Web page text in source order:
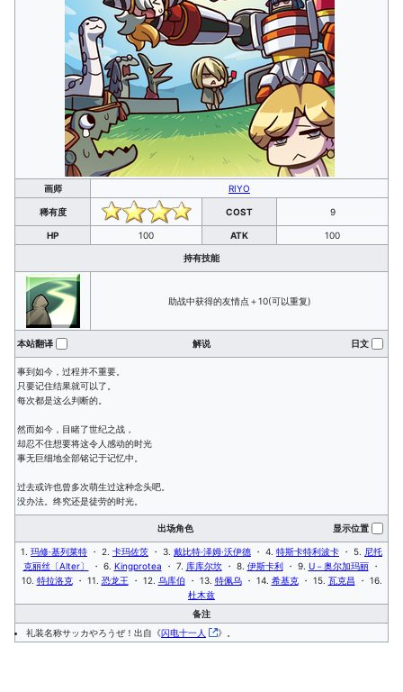
画师 RIYO
稀有度 COST 9
HP 100 ATK 100
持有技能
助战中获得的友情点＋10(可以重复)
本站翻译 解说 日文
事到如今，过程并不重要。
只要记住结果就可以了。
每次都是这么判断的。
然而如今，目睹了世纪之战，
却忍不住想要将这令人感动的时光
事无巨细地全部铭记于记忆中。
过去或许也曾多次萌生过这种念头吧。
没办法。终究还是徒劳的时光。
出场角色 显示位置
1. 玛修·基列莱特 ・ 2. 卡玛佐茨 ・ 3. 戴比特·泽姆·沃伊德 ・ 4. 特斯卡特利波卡 ・ 5. 尼托
克丽丝〔Alter〕
・ 6. Kingprotea ・ 7. 库库尔坎 ・ 8. 伊斯卡利・ 9. U－奥尔加玛丽・
10. 特拉洛克・ 11. 恐龙王 ・ 12. 乌库伯 ・ 13. 特佩乌・ 14. 希基克・ 15. 瓦克昌 ・ 16.
杜木兹
备注
礼装名称サッカやろうぜ！ 出自《闪电十一人 》。